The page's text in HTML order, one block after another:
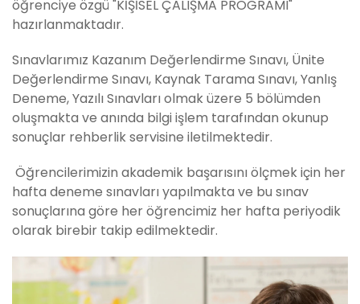
öğrenciye özgü "KİŞİSEL ÇALIŞMA PROGRAMI"
hazırlanmaktadır.
Sınavlarımız Kazanım Değerlendirme Sınavı, Ünite
Değerlendirme Sınavı, Kaynak Tarama Sınavı, Yanlış
Deneme, Yazılı Sınavları olmak üzere 5 bölümden
oluşmakta ve anında bilgi işlem tarafından okunup
sonuçlar rehberlik servisine iletilmektedir.
Öğrencilerimizin akademik başarısını ölçmek için her
hafta deneme sınavları yapılmakta ve bu sınav
sonuçlarına göre her öğrencimiz her hafta periyodik
olarak birebir takip edilmektedir.